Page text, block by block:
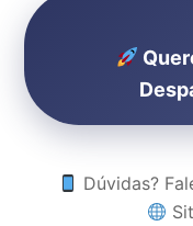
Dúvidas?